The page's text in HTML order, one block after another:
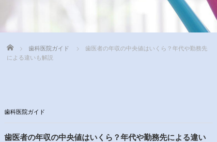
Home 歯科医院ガイド
歯医者の年収の中央値はいくら？年代や勤務先
による違いも解説
歯科医院ガイド
歯医者の年収の中央値はいくら？年代や勤務先による違い